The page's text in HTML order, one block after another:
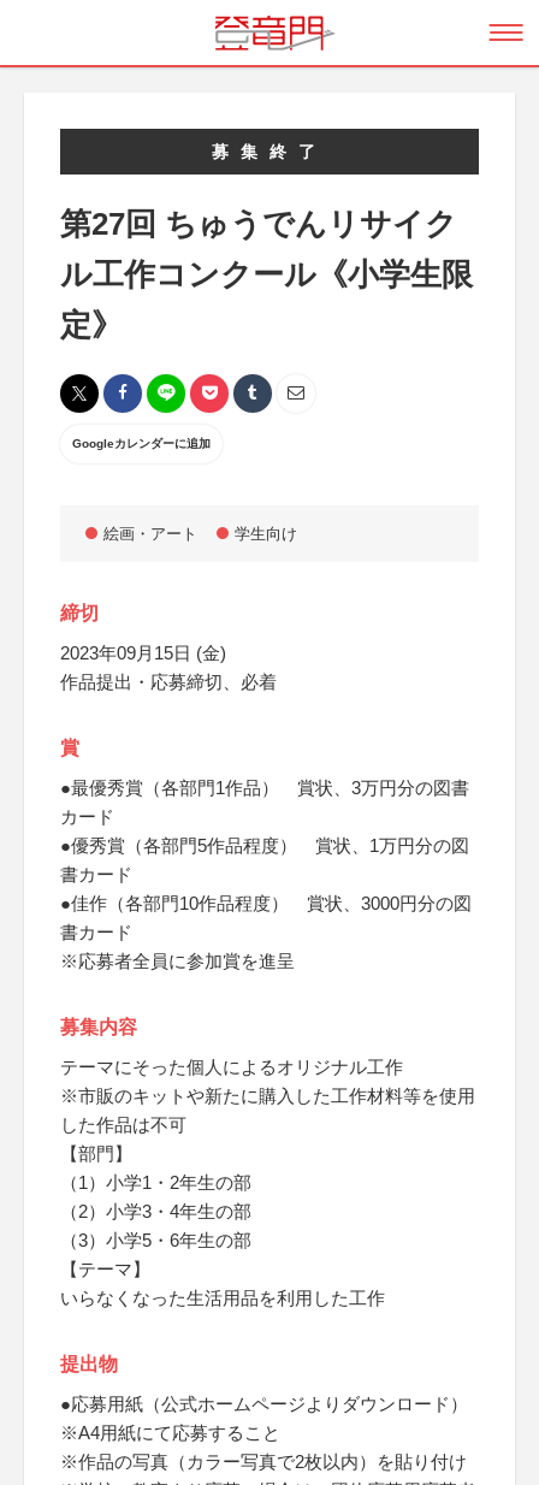
募集終了
第27回 ちゅうでんリサイク
ル工作コンクール《小学生限
定》
Googleカレンダーに追加
絵画・アート 学生向け
締切
2023年09月15日 (金)
作品提出・応募締切、必着
賞
●最優秀賞（各部門1作品） 賞状、3万円分の図書
カード
●優秀賞（各部門5作品程度） 賞状、1万円分の図
書カード
●佳作（各部門10作品程度） 賞状、3000円分の図
書カード
※応募者全員に参加賞を進呈
募集内容
テーマにそった個人によるオリジナル工作
※市販のキットや新たに購入した工作材料等を使用
した作品は不可
【部門】
（1）小学1・2年生の部
（2）小学3・4年生の部
（3）小学5・6年生の部
【テーマ】
いらなくなった生活用品を利用した工作
提出物
●応募用紙（公式ホームページよりダウンロード）
※A4用紙にて応募すること
※作品の写真（カラー写真で2枚以内）を貼り付け